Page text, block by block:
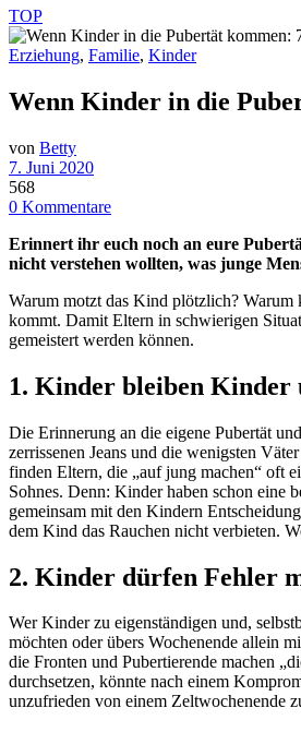
TOP
Erziehung, Familie, Kinder
Wenn Kinder in die
von Betty
7. Juni 2020
568
0 Kommentare
Erinnert ihr euch noch an eure
nicht verstehen wollten, was junge
Warum motzt das Kind plötzlich? Warum
kommt. Damit Eltern in schwierigen
gemeistert werden können.
1. Kinder bleiben
Die Erinnerung an die eigene Pubertät
zerrissenen Jeans und die wenigsten
finden Eltern, die „auf jung machen“ oft
Sohnes. Denn: Kinder haben schon eine
gemeinsam mit den Kindern
dem Kind das Rauchen nicht verbieten.
2. Kinder dürfen Fehler
Wer Kinder zu eigenständigen und,
möchten oder übers Wochenende allein
die Fronten und Pubertierende machen
durchsetzen, könnte nach einem
unzufrieden von einem Zeltwochenende